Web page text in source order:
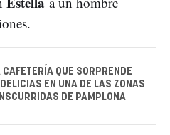
CAFETERÍA QUE SORPRENDE
EN UNA DE LAS ZONAS
DE PAMPLONA